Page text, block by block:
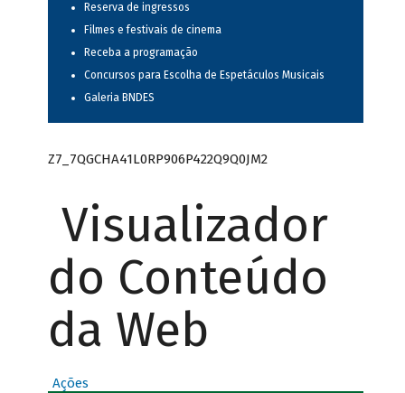
Reserva de ingressos
Filmes e festivais de cinema
Receba a programação
Concursos para Escolha de Espetáculos Musicais
Galeria BNDES
Z7_7QGCHA41L0RP906P422Q9Q0JM2
Visualizador
do Conteúdo
da Web
Ações